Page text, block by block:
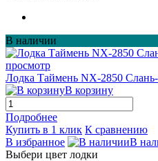
В наличии
просмотр
Лодка Таймень NX-2850
В корзину
Подробнее
Купить в 1 клик К сравнению
В избранное
В
Выбери цвет лодки